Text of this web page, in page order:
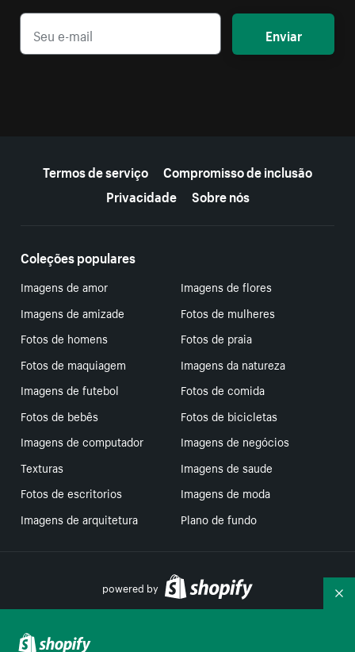
Enviar
Termos de serviço
Compromisso de inclusão
Privacidade
Sobre nós
Coleções populares
Imagens de amor
Imagens de flores
Imagens de amizade
Fotos de mulheres
Fotos de homens
Fotos de praia
Fotos de maquiagem
Imagens da natureza
Imagens de futebol
Fotos de comida
Fotos de bebês
Fotos de bicicletas
Imagens de computador
Imagens de negócios
Texturas
Imagens de saude
Fotos de escritorios
Imagens de moda
Imagens de arquitetura
Plano de fundo
powered by